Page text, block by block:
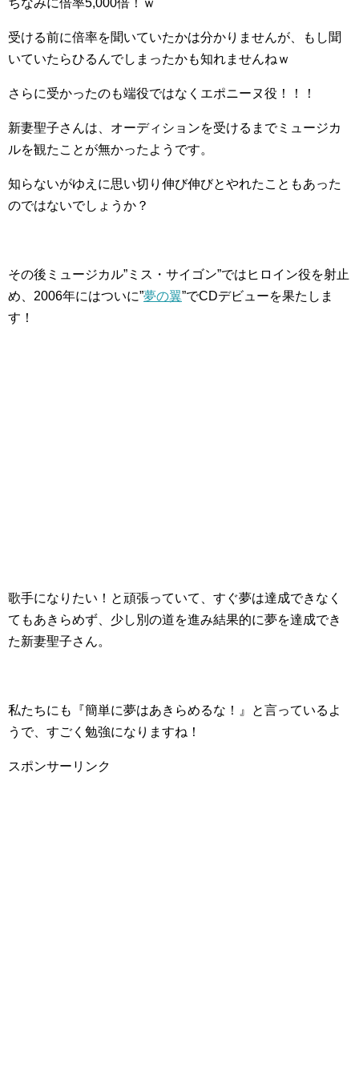
ちなみに倍率5,000倍！ｗ
受ける前に倍率を聞いていたかは分かりませんが、もし聞
いていたらひるんでしまったかも知れませんねｗ
さらに受かったのも端役ではなくエポニーヌ役！！！
新妻聖子さんは、オーディションを受けるまでミュージカ
ルを観たことが無かったようです。
知らないがゆえに思い切り伸び伸びとやれたこともあった
のではないでしょうか？
その後ミュージカル”ミス・サイゴン”ではヒロイン役を射止
め、2006年にはついに”夢の翼”でCDデビューを果たしま
す！
歌手になりたい！と頑張っていて、すぐ夢は達成できなく
てもあきらめず、少し別の道を進み結果的に夢を達成でき
た新妻聖子さん。
私たちにも『簡単に夢はあきらめるな！』と言っているよ
うで、すごく勉強になりますね！
スポンサーリンク